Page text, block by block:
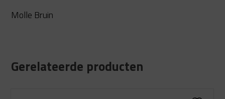
Molle Bruin
Gerelateerde producten